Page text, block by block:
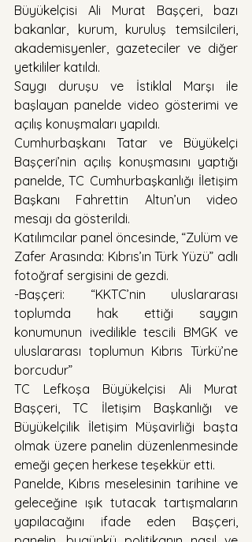
Büyükelçisi Ali Murat Başçeri, bazı
bakanlar, kurum, kuruluş temsilcileri,
akademisyenler, gazeteciler ve diğer
yetkililer katıldı.
Saygı duruşu ve İstiklal Marşı ile
başlayan panelde video gösterimi ve
açılış konuşmaları yapıldı.
Cumhurbaşkanı Tatar ve Büyükelçi
Başçeri’nin açılış konuşmasını yaptığı
panelde, TC Cumhurbaşkanlığı İletişim
Başkanı Fahrettin Altun’un video
mesajı da gösterildi.
Katılımcılar panel öncesinde, “Zulüm ve
Zafer Arasında: Kıbrıs’ın Türk Yüzü” adlı
fotoğraf sergisini de gezdi.
-Başçeri: “KKTC’nin uluslararası
toplumda hak ettiği saygın
konumunun ivedilikle tescili BMGK ve
uluslararası toplumun Kıbrıs Türkü’ne
borcudur”
TC Lefkoşa Büyükelçisi Ali Murat
Başçeri, TC İletişim Başkanlığı ve
Büyükelçilik İletişim Müşavirliği başta
olmak üzere panelin düzenlenmesinde
emeği geçen herkese teşekkür etti.
Panelde, Kıbrıs meselesinin tarihine ve
geleceğine ışık tutacak tartışmaların
yapılacağını ifade eden Başçeri,